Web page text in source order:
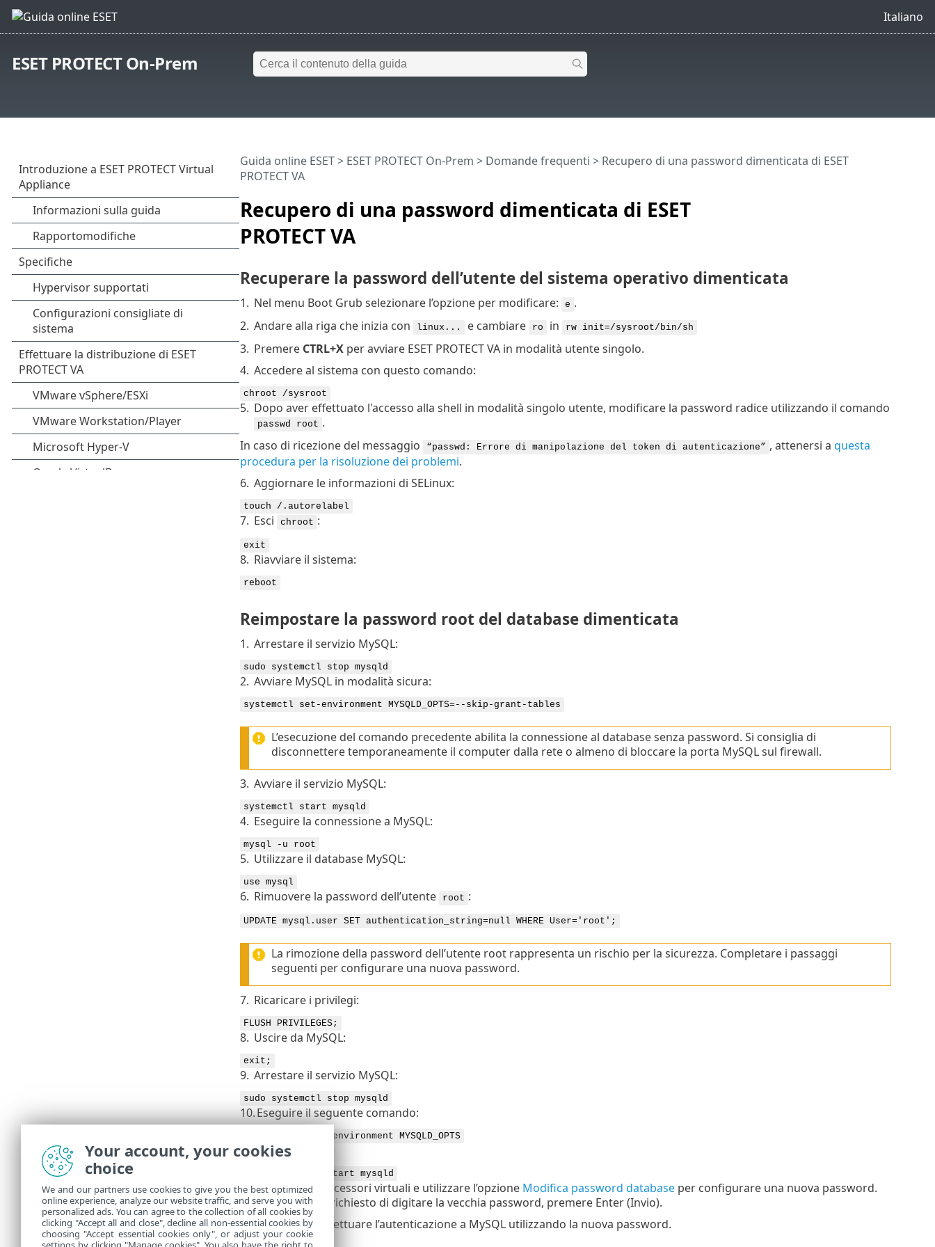
Italiano
ESET PROTECT On-Prem
Recupero di una password dimenticata di ESET
PROTECT VA
Guida online ESET> ESET PROTECT On-Prem > Domande frequenti > Recupero di una password dimenticata di ESET
PROTECT VA
Recuperare la password dell’utente del sistema operativo dimenticata
1. Nel menu Boot Grub selezionare l’opzione per modificare: e .
2. Andare alla riga che inizia con linux... e cambiare ro in rw init=/sysroot/bin/sh
3. Premere CTRL+Xper avviare ESET PROTECT VA in modalità utente singolo.
4. Accedere al sistema con questo comando:
chroot /sysroot
5. Dopo aver effettuato l'accesso alla shell in modalità singolo utente, modificare la password radice utilizzando il comando
passwd root .
In caso di ricezione del messaggio
“passwd: Errore di manipolazione del token di autenticazione” , attenersi a questa
procedura per la risoluzione dei problemi.
6. Aggiornare le informazioni di SELinux:
touch /.autorelabel
7. Esci chroot :
exit
8. Riavviare il sistema:
reboot
Reimpostare la password root del database dimenticata
1. Arrestare il servizio MySQL:
sudo systemctl stop mysqld
2. Avviare MySQL in modalità sicura:
systemctl set-environment MYSQLD_OPTS=--skip-grant-tables
L’esecuzione del comando precedente abilita la connessione al database senza password. Si consiglia di
disconnettere temporaneamente il computer dalla rete o almeno di bloccare la porta MySQL sul firewall.
3. Avviare il servizio MySQL:
systemctl start mysqld
4. Eseguire la connessione a MySQL:
mysql -u root
5. Utilizzare il database MySQL:
use mysql
6. Rimuovere la password dell’utente root :
UPDATE mysql.user SET authentication_string=null WHERE User='root';
La rimozione della password dell’utente root rappresenta un rischio per la sicurezza. Completare i passaggi
seguenti per configurare una nuova password.
7. Ricaricare i privilegi:
FLUSH PRIVILEGES;
8. Uscire da MySQL:
exit;
9. Arrestare il servizio MySQL:
sudo systemctl stop mysqld
10.Eseguire il seguente comando:
systemctl unset-environment MYSQLD_OPTS
11.Avvia MySQL:
sudo systemctl start mysqld
12.Riavviare gli accessori virtuali e utilizzare l’opzione Modifica password databaseper configurare una nuova password.
Quando viene richiesto di digitare la vecchia password, premere Enter (Invio).
È ora possibile effettuare l’autenticazione a MySQL utilizzando la nuova password.
Your account, your cookies
choice
We and our partners use cookies to give you the best optimized
online experience, analyze our website traffic, and serve you with
personalized ads. You can agree to the collection of all cookies by
clicking "Accept all and close", decline all non-essential cookies by
choosing "Accept essential cookies only", or adjust your cookie